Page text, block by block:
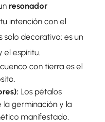
resonador
intención con el
solo decorativo; es un
espíritu.
cuenco con tierra es el
Los pétalos
la germinación y la
manifestado.